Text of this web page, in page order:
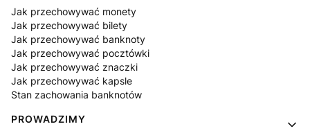
Jak przechowywać monety
Jak przechowywać bilety
Jak przechowywać banknoty
Jak przechowywać pocztówki
Jak przechowywać znaczki
Jak przechowywać kapsle
Stan zachowania banknotów
PROWADZIMY